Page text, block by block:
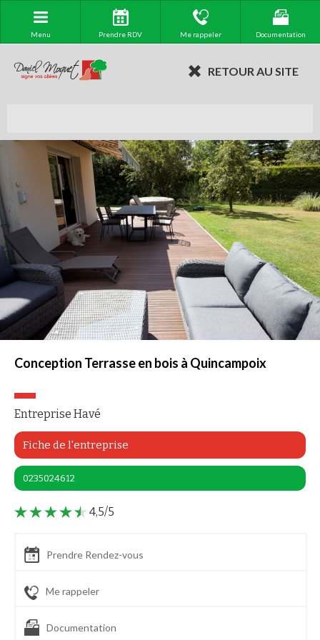
Menu Prendre RDV Me rappeler Documentation
RETOUR AU SITE
Conception Terrasse en bois à Quincampoix
Entreprise Havé
Fiche de l'entreprise
0235024612
4,5/5
Prendre Rendez-vous
Me rappeler
Documentation